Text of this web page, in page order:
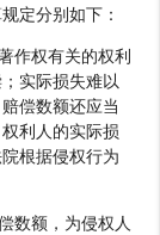
定分别如下：
权有关的权利
实际损失难以
偿数额还应当
利人的实际损
根据侵权行为
额，为侵权人